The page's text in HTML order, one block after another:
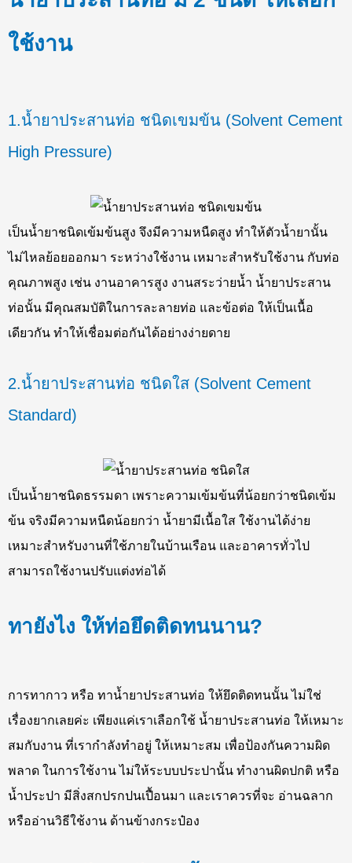
ใช้งาน
1.น้ำยาประสานท่อ ชนิดเขมข้น (Solvent Cement
High Pressure)
เป็นน้ำยาชนิดเข้มข้นสูง จึงมีความหนืดสูง ทำให้ตัวน้ำยานั้น
ไม่ไหลย้อยออกมา ระหว่างใช้งาน เหมาะสำหรับใช้งาน กับท่อ
คุณภาพสูง เช่น งานอาคารสูง งานสระว่ายน้ำ น้ำยาประสาน
ท่อนั้น มีคุณสมบัติในการละลายท่อ และข้อต่อ ให้เป็นเนื้อ
เดียวกัน ทำให้เชื่อมต่อกันได้อย่างง่ายดาย
2.น้ำยาประสานท่อ ชนิดใส (Solvent Cement
Standard)
เป็นน้ำยาชนิดธรรมดา เพราะความเข้มข้นที่น้อยกว่าชนิดเข้ม
ข้น จริงมีความหนืดน้อยกว่า น้ำยามีเนื้อใส ใช้งานได้ง่าย
เหมาะสำหรับงานที่ใช้ภายในบ้านเรือน และอาคารทั่วไป
สามารถใช้งานปรับแต่งท่อได้
ทายังไง ให้ท่อยึดติดทนนาน?
การทากาว หรือ ทาน้ำยาประสานท่อ ให้ยึดติดทนนั้น ไม่ใช่
เรื่องยากเลยค่ะ เพียงแค่เราเลือกใช้ น้ำยาประสานท่อ ให้เหมาะ
สมกับงาน ที่เรากำลังทำอยู่ ให้เหมาะสม เพื่อป้องกันความผิด
พลาด ในการใช้งาน ไม่ให้ระบบประปานั้น ทำงานผิดปกติ หรือ
น้ำประปา มีสิ่งสกปรกปนเปื้อนมา และเราควรที่จะ อ่านฉลาก
หรืออ่านวิธีใช้งาน ด้านข้างกระป๋อง